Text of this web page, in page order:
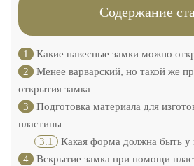
Содержание
1
Какие навесные замки можно
2
Менее варварский, но такой же
открытия замка
3
Подготовка материала для
пластины
3.1 Какая форма должна быть у
4
Вскрытие замка при помощи